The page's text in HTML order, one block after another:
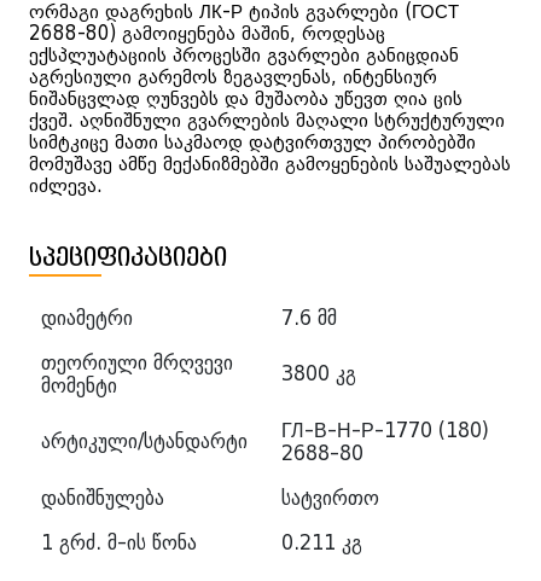
ორმაგი დაგრეხის ЛК-Р ტიპის გვარლები (ГОСТ
2688-80) გამოიყენება მაშინ, როდესაც
ექსპლუატაციის პროცესში გვარლები განიცდიან
აგრესიული გარემოს ზეგავლენას, ინტენსიურ
ნიშანცვლად ღუნვებს და მუშაობა უწევთ ღია ცის
ქვეშ. აღნიშნული გვარლების მაღალი სტრუქტურული
სიმტკიცე მათი საკმაოდ დატვირთვულ პირობებში
მომუშავე ამწე მექანიზმებში გამოყენების საშუალებას
იძლევა.
სპეციფიკაციები
დიამეტრი
7.6 მმ
თეორიული მრღვევი
მომენტი
3800 კგ
არტიკული/სტანდარტი
ГЛ-В-Н-Р-1770 (180)
2688-80
დანიშნულება
სატვირთო
1 გრძ. მ-ის წონა
0.211 კგ